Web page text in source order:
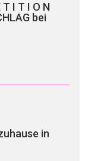
I T I O N
bei
in